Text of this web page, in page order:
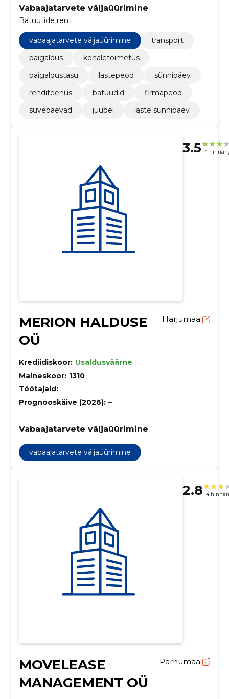
Vabaajatarvete väljaüürimine
Batuutide rent
vabaajatarvete väljaüürimine
transport
paigaldus
kohaletoimetus
paigaldustasu
lastepeod
sünnipäev
renditeenus
batuudid
firmapeod
suvepäevad
juubel laste sünnipäev
3.5 4
MERION HALDUSE
OÜ
Harjumaa
Krediidiskoor: Usaldusväärne
Maineskoor: 1310
Töötajaid: –
Prognooskäive (2026): –
Vabaajatarvete väljaüürimine
vabaajatarvete väljaüürimine
2.8 4
MOVELEASE
MANAGEMENT OÜ
Pärnumaa